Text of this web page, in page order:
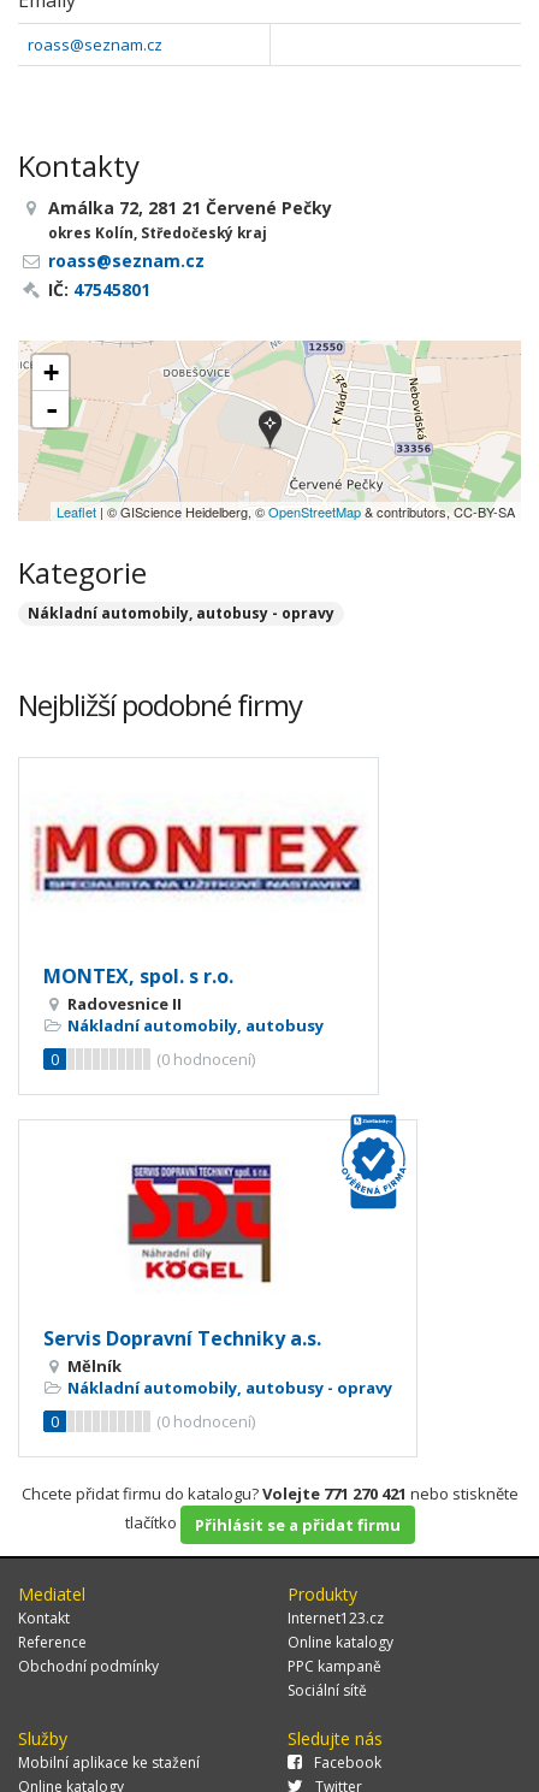
roass@seznam.cz
Kontakty
Amálka 72, 281 21 Červené Pečky
okres Kolín, Středočeský kraj
roass@seznam.cz
IČ: 47545801
+
-
Leaflet | © GIScience Heidelberg, ©OpenStreetMap& contributors, CC-BY-SA
Kategorie
Nákladní automobily, autobusy - opravy
Nejbližší podobné firmy
MONTEX, spol. s r.o.
Radovesnice II
Nákladní automobily, autobusy
0
(0 hodnocení)
Servis Dopravní Techniky a.s.
Mělník
Nákladní automobily, autobusy - opravy
0
(0 hodnocení)
Chcete přidat firmu do katalogu?Volejte 771 270 421 nebo stiskněte
tlačítko
Přihlásit se a přidat firmu
Mediatel
Kontakt
Reference
Obchodní podmínky
Produkty
Internet123.cz
Online katalogy
PPC kampaně
Sociální sítě
Služby
Mobilní aplikace ke stažení
Online katalogy
Sledujte nás
Facebook
Twitter